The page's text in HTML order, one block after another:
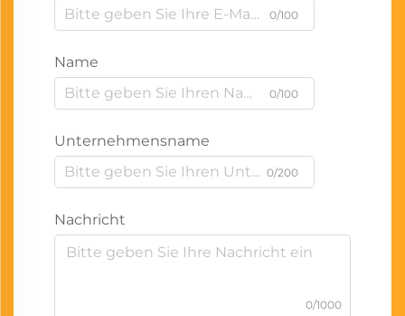
0/100
Name
0/100
Unternehmensname
0/200
Nachricht
0/1000